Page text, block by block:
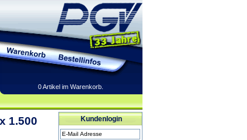
0 Artikel im Warenkorb.
1.500
Kundenlogin